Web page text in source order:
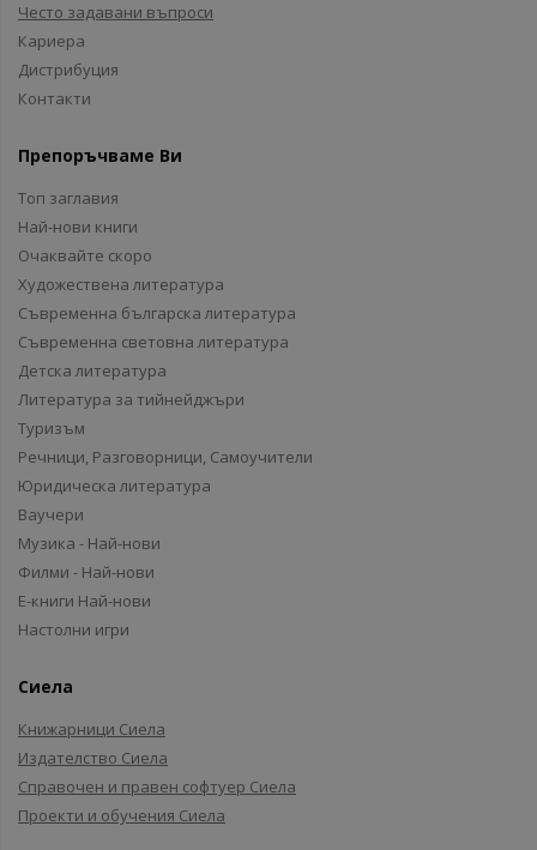
Често задавани въпроси
Кариера
Дистрибуция
Контакти
Препоръчваме Ви
Топ заглавия
Най-нови книги
Очаквайте скоро
Художествена литература
Съвременна българска литература
Съвременна световна литература
Детска литература
Литература за тийнейджъри
Туризъм
Речници, Разговорници, Самоучители
Юридическа литература
Ваучери
Музика - Най-нови
Филми - Най-нови
Е-книги Най-нови
Настолни игри
Сиела
Книжарници Сиела
Издателство Сиела
Справочен и правен софтуер Сиела
Проекти и обучения Сиела